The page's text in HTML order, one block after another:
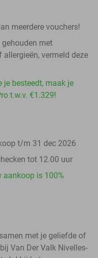
meerdere vouchers!
met
vermeld deze
je besteedt, maak je
t.w.v. €1.329!
t/m 31 dec 2026
tot 12.00 uur
aankoop is 100%
met je geliefde of
Van Der Valk Nivelles-